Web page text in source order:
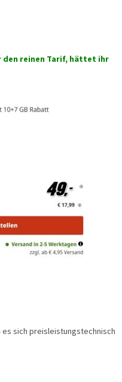
den reinen Tarif, hättet ihr
es sich preisleistungstechnisch